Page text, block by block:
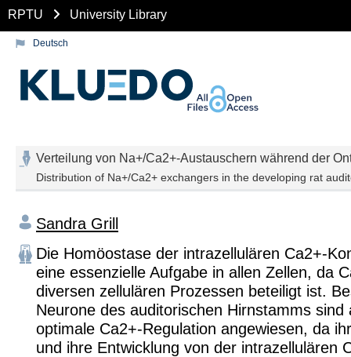
RPTU University Library
Deutsch
Verteilung von Na+/Ca2+-Austauschern während der
Distribution of Na+/Ca2+ exchangers in the developing rat
Sandra Grill
Die Homöostase der intrazellulären Ca2+-
eine essenzielle Aufgabe in allen Zellen, da
diversen zellulären Prozessen beteiligt ist.
Neurone des auditorischen Hirnstamms sind
optimale Ca2+-Regulation angewiesen, da
und ihre Entwicklung von der intrazellulären